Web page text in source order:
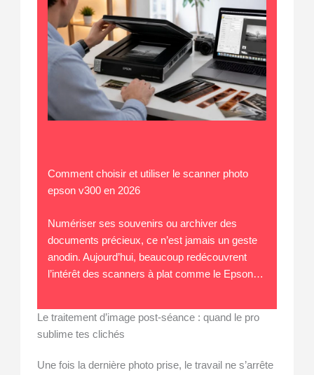
Comment choisir et utiliser le scanner photo
epson v300 en 2026
Numériser ses souvenirs ou archiver des
documents précieux, ce n’est jamais un geste
anodin. Aujourd’hui, beaucoup redécouvrent
l’intérêt des scanners à plat comme le Epson…
Le traitement d’image post-séance : quand le pro
sublime tes clichés
Une fois la dernière photo prise, le travail ne s’arrête